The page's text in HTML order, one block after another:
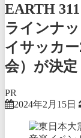
EARTH
ラインナ
イサッカ
会）が決定
PR
2024年2月15日